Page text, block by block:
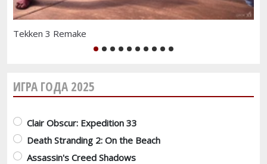
Tekken 3 Remake
1 2 3
ИГРА ГОДА 2025
Варианты
Clair Obscur: Expedition 33
Death Stranding 2: On the Beach
Assassin's Creed Shadows